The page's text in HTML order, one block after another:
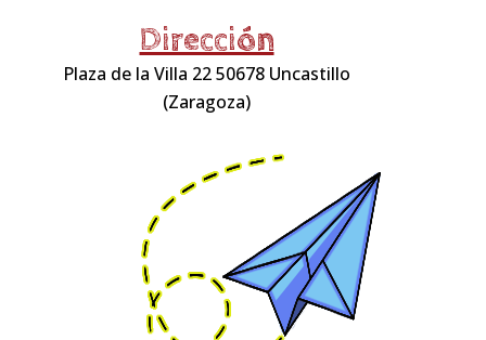
Dirección
Plaza de la Villa 22 50678 Uncastillo
(Zaragoza)